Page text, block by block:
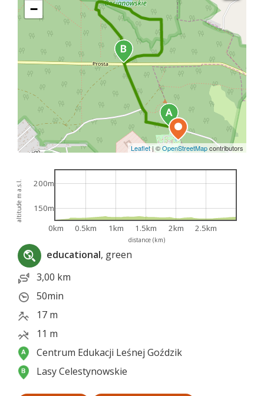
−
Leaflet | ©OpenStreetMapcontributors
distance (km)
altitude m a.s.l.
0km 0.5km 1km 1.5km 2km 2.5km
150m
200m
educational, green
3,00 km
50min
17 m
11 m
Centrum Edukacji Leśnej Goździk
Lasy Celestynowskie